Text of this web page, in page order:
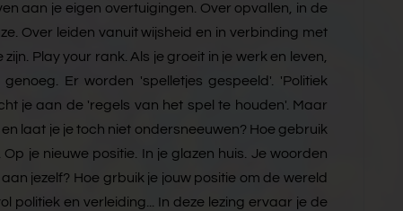
aan je eigen overtuigingen. Over opvallen, in de
Over leiden vanuit wijsheid en in verbinding met
Play your rank. Als je groeit in je werk en leven,
Er worden 'spelletjes gespeeld'. 'Politiek
je aan de 'regels van het spel te houden'. Maar
laat je je toch niet ondersneeuwen? Hoe gebruik
je nieuwe positie. In je glazen huis. Je woorden
jezelf? Hoe grbuik je jouw positie om de wereld
politiek en verleiding... In deze lezing ervaar je de